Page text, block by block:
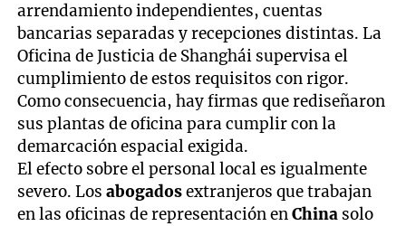
arrendamiento independientes, cuentas
bancarias separadas y recepciones distintas. La
Oficina de Justicia de Shanghái supervisa el
cumplimiento de estos requisitos con rigor.
Como consecuencia, hay firmas que rediseñaron
sus plantas de oficina para cumplir con la
demarcación espacial exigida.
El efecto sobre el personal local es igualmente
severo. Losabogadosextranjeros que trabajan
en las oficinas de representación enChina solo